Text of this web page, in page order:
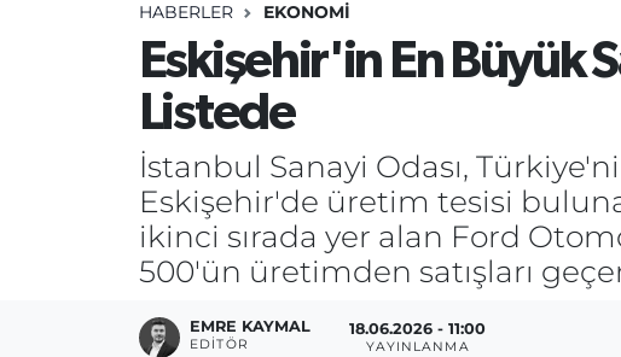
HABERLER EKONOMİ
Eskişehir'in En Büyük
Listede
İstanbul Sanayi Odası,
Eskişehir'de üretim tesisi
ikinci sırada yer alan Ford
500'ün üretimden satışları
EMRE KAYMAL
EDITÖR
18.06.2026 - 11:00
YAYINLANMA